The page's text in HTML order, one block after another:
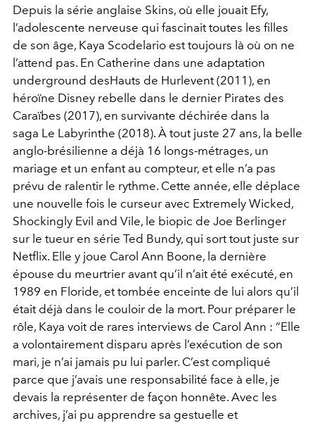
Depuis la série anglaise Skins, où elle jouait Efy,
l’adolescente nerveuse qui fascinait toutes les filles
de son âge, Kaya Scodelario est toujours là où on ne
l’attend pas. En Catherine dans une adaptation
underground desHauts de Hurlevent (2011), en
héroïne Disney rebelle dans le dernier Pirates des
Caraïbes (2017), en survivante déchirée dans la
saga Le Labyrinthe (2018). À tout juste 27 ans, la belle
anglo-brésilienne a déjà 16 longs-métrages, un
mariage et un enfant au compteur, et elle n’a pas
prévu de ralentir le rythme. Cette année, elle déplace
une nouvelle fois le curseur avec Extremely Wicked,
Shockingly Evil and Vile, le biopic de Joe Berlinger
sur le tueur en série Ted Bundy, qui sort tout juste sur
Netflix. Elle y joue Carol Ann Boone, la dernière
épouse du meurtrier avant qu’il n’ait été exécuté, en
1989 en Floride, et tombée enceinte de lui alors qu’il
était déjà dans le couloir de la mort. Pour préparer le
rôle, Kaya voit de rares interviews de Carol Ann : “Elle
a volontairement disparu après l’exécution de son
mari, je n’ai jamais pu lui parler. C’est compliqué
parce que j’avais une responsabilité face à elle, je
devais la représenter de façon honnête. Avec les
archives, j’ai pu apprendre sa gestuelle et